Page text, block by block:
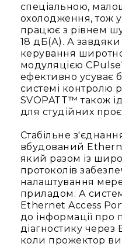
з
з
спеціальною,
охолодження, тож
працює з рівнем
18 дБ(А). А завдяки
керування
модуляцією
ефективно усуває
системі контролю
SVOPATT™ також
для студійних
Стабільне
вбудований
який разом із
протоколів
налаштування
приладом. А
Ethernet Access
до інформації про
діагностику через
коли прожектор